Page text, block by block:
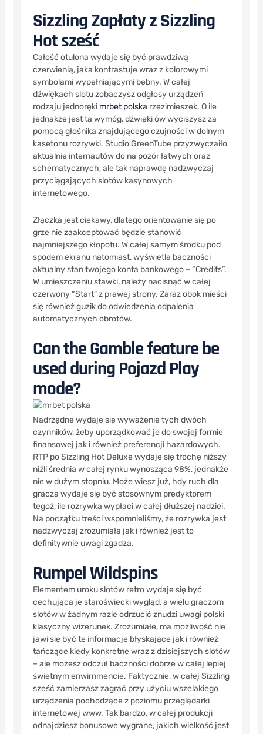
Sizzling Zapłaty z Sizzling
Hot sześć
Całość otulona wydaje się być prawdziwą
czerwienią, jaka kontrastuje wraz z kolorowymi
symbolami wypełniającymi bębny. W całej
dźwiękach slotu zobaczysz odgłosy urządzeń
rodzaju jednoręki mrbet polska rzezimieszek. O ile
jednakże jest ta wymóg, dźwięki ów wyciszysz za
pomocą głośnika znajdującego czujności w dolnym
kasetonu rozrywki. Studio GreenTube przyzwyczaiło
aktualnie internautów do na pozór łatwych oraz
schematycznych, ale tak naprawdę nadzwyczaj
przyciągających slotów kasynowych
internetowego.
Złączka jest ciekawy, dlatego orientowanie się po
grze nie zaakceptować będzie stanowić
najmniejszego kłopotu. W całej samym środku pod
spodem ekranu natomiast, wyświetla baczności
aktualny stan twojego konta bankowego – “Credits”.
W umieszczeniu stawki, należy nacisnąć w całej
czerwony “Start” z prawej strony. Zaraz obok mieści
się również guzik do odwiedzenia odpalenia
automatycznych obrotów.
Can the Gamble feature be
used during Pojazd Play
mode?
Nadrzędne wydaje się wyważenie tych dwóch
czynników, żeby uporządkować je do swojej formie
finansowej jak i również preferencji hazardowych.
RTP po Sizzling Hot Deluxe wydaje się trochę niższy
niźli średnia w całej rynku wynosząca 98%, jednakże
nie w dużym stopniu. Może wiesz już, hdy ruch dla
gracza wydaje się być stosownym predyktorem
tegoż, ile rozrywka wypłaci w całej dłuższej nadziei.
Na początku treści wspomnieliśmy, że rozrywka jest
nadzwyczaj zrozumiała jak i również jest to
definitywnie uwagi zgadza.
Rumpel Wildspins
Elementem uroku slotów retro wydaje się być
cechująca je staroświecki wygląd, a wielu graczom
slotów w żadnym razie odrzucić znudzi uwagi polski
klasyczny wizerunek. Zrozumiałe, ma możliwość nie
jawi się być te informacje błyskające jak i również
tańczące kiedy konkretne wraz z dzisiejszych slotów
– ale możesz odczuł baczności dobrze w całej lepiej
świetnym enwirnmencie. Faktycznie, w całej Sizzling
sześć zamierzasz zagrać przy użyciu wszelakiego
urządzenia pochodzące z poziomu przeglądarki
internetowej www. Tak bardzo, w całej produkcji
odnajdziesz bonusowe wygrane, jakich wielkość jest